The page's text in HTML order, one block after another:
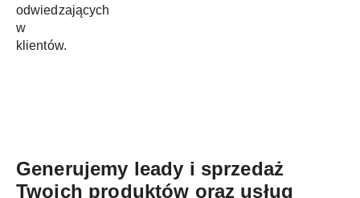
odwiedzających
w
klientów.
Generujemy leady i sprzedaż
Twoich produktów oraz usług